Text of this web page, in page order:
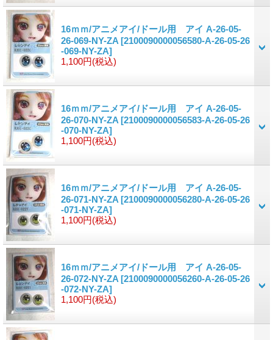
16ｍｍ/アニメアイ/ドール用 アイ A-26-05-
26-069-NY-ZA [2100090000056580-A-26-05-26
-069-NY-ZA]
1,100円(税込)
16ｍｍ/アニメアイ/ドール用 アイ A-26-05-
26-070-NY-ZA [2100090000056583-A-26-05-26
-070-NY-ZA]
1,100円(税込)
16ｍｍ/アニメアイ/ドール用 アイ A-26-05-
26-071-NY-ZA [2100090000056280-A-26-05-26
-071-NY-ZA]
1,100円(税込)
16ｍｍ/アニメアイ/ドール用 アイ A-26-05-
26-072-NY-ZA [2100090000056260-A-26-05-26
-072-NY-ZA]
1,100円(税込)